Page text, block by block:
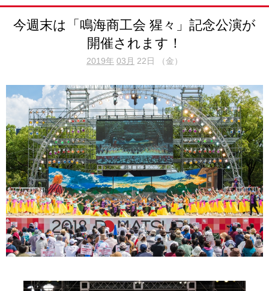
今週末は「鳴海商工会 猩々」記念公演が
開催されます！
2019年 03月 22日 （金）